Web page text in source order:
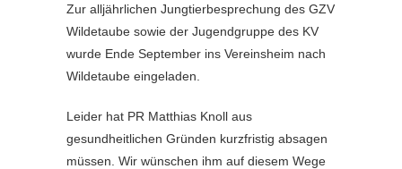
Zur alljährlichen Jungtierbesprechung des GZV
Wildetaube sowie der Jugendgruppe des KV
wurde Ende September ins Vereinsheim nach
Wildetaube eingeladen.
Leider hat PR Matthias Knoll aus
gesundheitlichen Gründen kurzfristig absagen
müssen. Wir wünschen ihm auf diesem Wege